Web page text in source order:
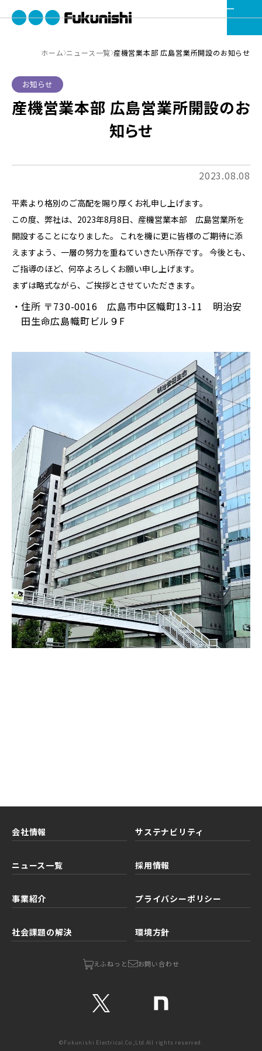
ホーム ニュース一覧 産機営業本部 広島営業所開設のお知らせ
お知らせ
産機営業本部 広島営業所開設のお
知らせ
2023.08.08
平素より格別のご高配を賜り厚くお礼申し上げます。
この度、弊社は、2023年8月8日、産機営業本部 広島営業所を
開設することになりました。 これを機に更に皆様のご期待に添
えますよう、一層の努力を重ねていきたい所存です。 今後とも、
ご指導のほど、何卒よろしくお願い申し上げます。
まずは略式ながら、ご挨拶とさせていただきます。
住所 〒730-0016 広島市中区幟町13-11 明治安
田生命広島幟町ビル９F
©Fukunishi Electrical.Co.,Ltd.All rights reserved.
会社情報
ニュース一覧
事業紹介
社会課題の解決
サステナビリティ
採用情報
プライバシーポリシー
環境方針
えふねっと お問い合わせ